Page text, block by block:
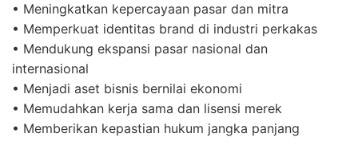
• Meningkatkan kepercayaan pasar dan mitra
• Memperkuat identitas brand di industri perkakas
• Mendukung ekspansi pasar nasional dan
internasional
• Menjadi aset bisnis bernilai ekonomi
• Memudahkan kerja sama dan lisensi merek
• Memberikan kepastian hukum jangka panjang